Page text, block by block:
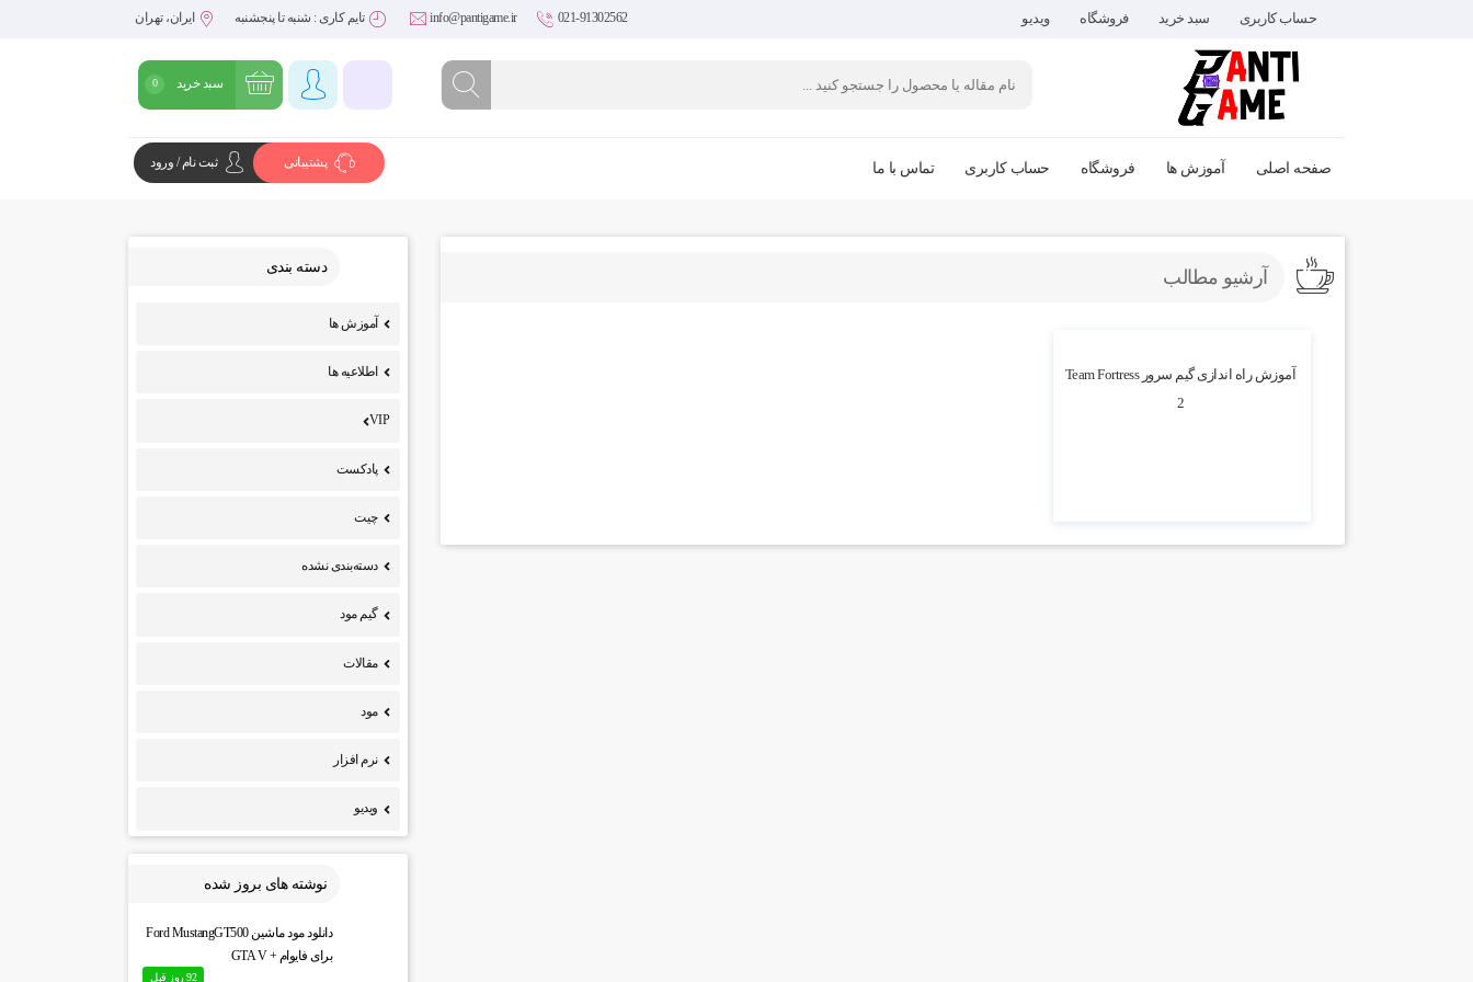
حساب کاربری سبد خرید فروشگاه ویدیو 021-91302562
info@pantigame.ir تایم کاری : شنبه تا پنجشنبه ایران، تهران
سبد خرید 0
صفحه اصلی آموزش ها فروشگاه حساب کاربری تماس با ما پشتیبانی ثبت نام / ورود
آرشیو مطالب
آموزش راه اندازی گیم سرور Team Fortress
2
دسته بندی
آموزش ها
اطلاعیه ها
VIP
پادکست
چیت
دسته‌بندی نشده
گیم مود
مقالات
مود
نرم افزار
ویدیو
نوشته های بروز شده
دانلود مود ماشین Ford MustangGT500
برای فایوام + GTA V
92 روز قبل